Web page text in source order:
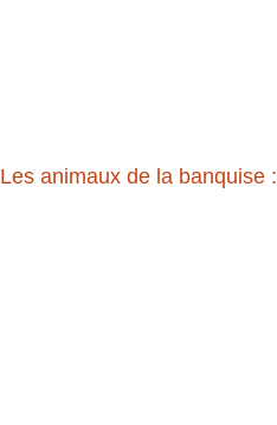
Les animaux de la banquise :